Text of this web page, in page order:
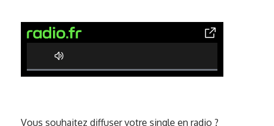
0% Complete
Vous souhaitez diffuser votre single en radio ?